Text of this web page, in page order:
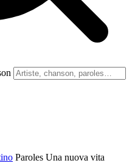
Paroles Una nuova vita